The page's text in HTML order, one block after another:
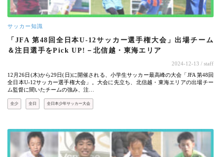
サッカー知識
「JFA 第48回全日本U-12サッカー選手権大会」出場チーム
＆注目選手をPick UP!－北信越・東海エリア
2024-12-13 / staff
12月26日(木)から29日(日)に開催される、小学生サッカー最高峰の大会「JFA 第48回
全日本U-12サッカー選手権大会」。大会に先立ち、北信越・東海エリアの出場チー
ム監督に聞いたチームの強み、注…
全少 全日 全日本少年サッカー大会